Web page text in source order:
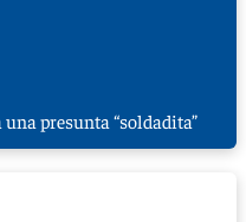
presunta “soldadita”